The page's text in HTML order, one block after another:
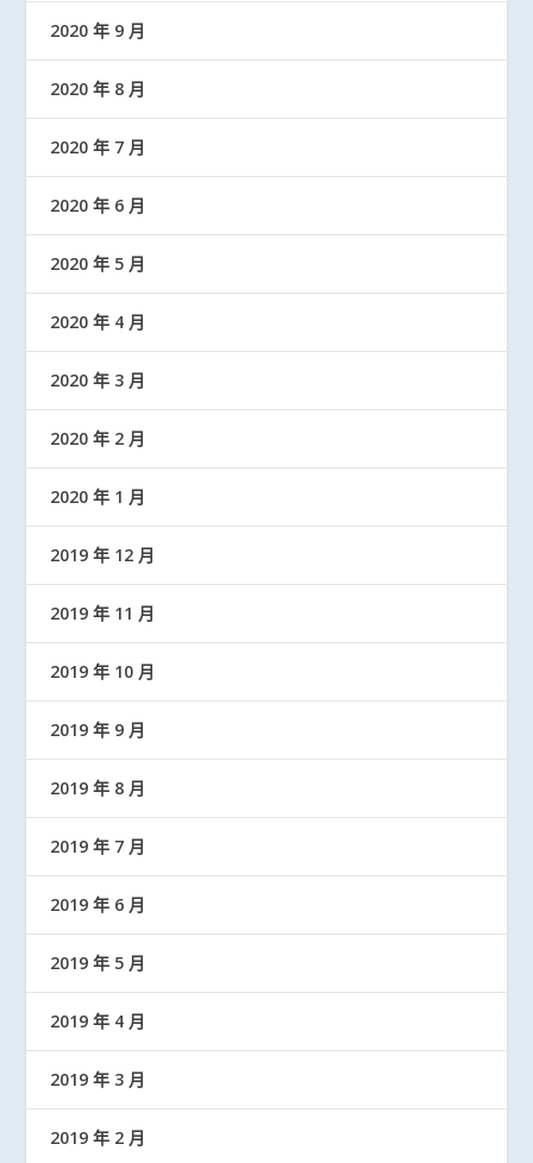
2020 年 9 月
2020 年 8 月
2020 年 7 月
2020 年 6 月
2020 年 5 月
2020 年 4 月
2020 年 3 月
2020 年 2 月
2020 年 1 月
2019 年 12 月
2019 年 11 月
2019 年 10 月
2019 年 9 月
2019 年 8 月
2019 年 7 月
2019 年 6 月
2019 年 5 月
2019 年 4 月
2019 年 3 月
2019 年 2 月